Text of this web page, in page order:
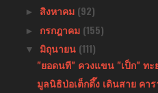
► สิงหาคม (92)
► กรกฎาคม (155)
▼ มิถุนายน (111)
"ยอดนที" ควงแขน "เป็ก" ท
มูลนิธิป่อเต็กตึ๊ง เดินสาย คา